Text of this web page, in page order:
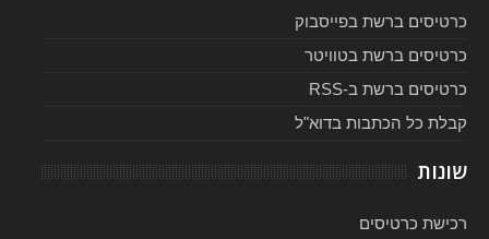
כרטיסים ברשת בפייסבוק
כרטיסים ברשת בטוויטר
כרטיסים ברשת ב-RSS
קבלת כל הכתבות בדוא"ל
שונות
רכישת כרטיסים